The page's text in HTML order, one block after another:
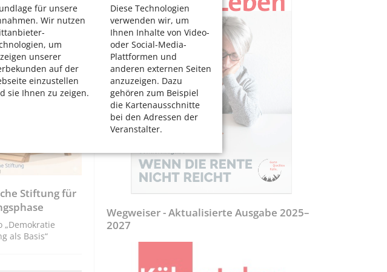
für unsere
Wir nutzen
um
unserer
auf der
einzustellen
sie Ihnen zu zeigen.
Diese Technologien
verwenden wir, um
Ihnen Inhalte von Video-
oder Social-Media-
Plattformen und
anderen externen Seiten
anzuzeigen. Dazu
gehören zum Beispiel
die Kartenausschnitte
bei den Adressen der
Veranstalter.
Trinklied von
Stiftung für
als Basis“
Wegweiser - Aktualisierte Ausgabe 2025–
2027